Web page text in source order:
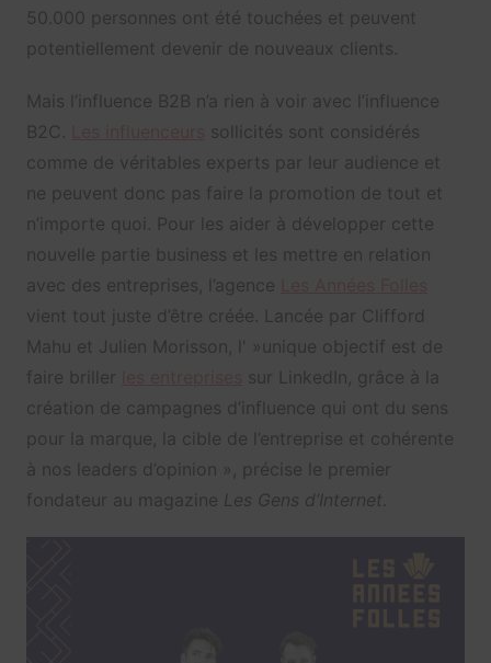
50.000 personnes ont été touchées et peuvent
potentiellement devenir de nouveaux clients.
Mais l’influence B2B n’a rien à voir avec l’influence
B2C.
sollicités sont considérés
comme de véritables experts par leur audience et
ne peuvent donc pas faire la promotion de tout et
n’importe quoi. Pour les aider à développer cette
nouvelle partie business et les mettre en relation
avec des entreprises, l’agence
vient tout juste d’être créée. Lancée par Clifford
Mahu et Julien Morisson, l' »unique objectif est de
faire briller
sur LinkedIn, grâce à la
création de campagnes d’influence qui ont du sens
pour la marque,
la cible de l’entreprise et cohérente
à nos leaders d’opinion », précise le premier
fondateur au magazine Les Gens d’Internet